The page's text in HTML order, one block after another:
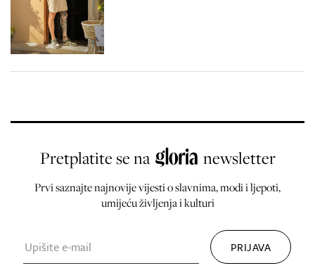
Pretplatite se na newsletter
Prvi saznajte najnovije vijesti o slavnima, modi i ljepoti,
umijeću življenja i kulturi